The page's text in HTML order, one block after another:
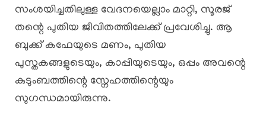
സംശയിച്ചതിലുള്ള വേദനയെല്ലാം മാറ്റി, സൂരജ്
തന്റെ പുതിയ ജീവിതത്തിലേക്ക് പ്രവേശിച്ചു. ആ
ബുക്ക് കഫേയുടെ മണം, പുതിയ
പുസ്തകങ്ങളുടെയും, കാപ്പിയുടെയും, ഒപ്പം അവന്റെ
കുടുംബത്തിന്റെ സ്നേഹത്തിന്റെയും
സുഗന്ധമായിരുന്നു.